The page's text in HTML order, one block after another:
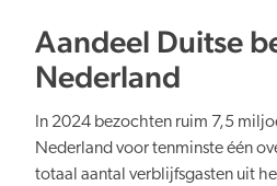
Nederland overal aantrekkelijk
Aandeel Duitse
Nederland
In 2024 bezochten ruim 7,5
Nederland voor tenminste één
totaal aantal verblijfsgasten uit